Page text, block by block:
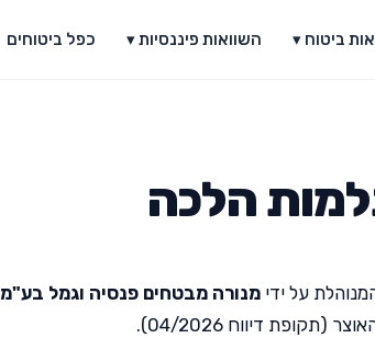
ביטוח ▾ השוואות פיננסיות ▾ כפל ביטוחים
הלכה
על ידי מנורה מבטחים פנסיה וגמל בע"מ
דיווח 04/2026).